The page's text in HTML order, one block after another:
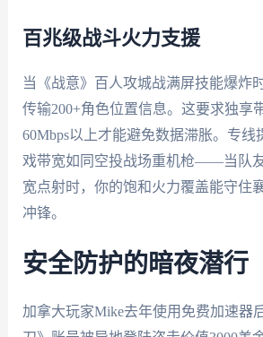
百兆级战斗火力支援
当《战意》百人攻城战满屏技能爆炸
传输200+角色位置信息。这要求独享
60Mbps以上才能避免数据滞胀。专线
戏带宽如同空投战场重机枪——当队
宽点射时，你的饱和火力覆盖能守住
冲锋。
安全防护的暗夜潜行
加拿大玩家Mike去年使用免费加速器